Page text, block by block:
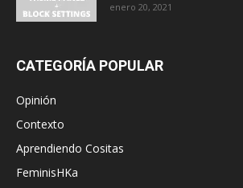
enero 20, 2021
CATEGORÍA POPULAR
Opinión
Contexto
Aprendiendo Cositas
FeminisHKa